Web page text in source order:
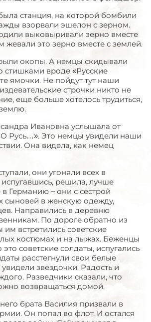
станция, на которой бомбили
взорвали эшелон с зерном.
выковыривали зерно вместе
жевали это зерно вместе с землей.
окопы. А немцы скидывали
стишками вроде «Русские
ямочки. Не пойдут тут наши
строчки никто не
еще больше хотелось трудиться,
Ивановна услышала от
Русь…». Это немцы увидели наши
Она видела, как немец
они угоняли всех в
решила, лучше
в Германию – они с сестрой
сыновей в женскую одежду,
Направились в деревню
По дороге обратно из
встретились советские
костюмах и на лыжах. Беженцы
советские солдаты, испугались
расстегнули свои белые
звездочки. Радость и
Разведчики сказали, что
возвращаться домой.
брата Василия призвали в
Он попал во флот. И остался